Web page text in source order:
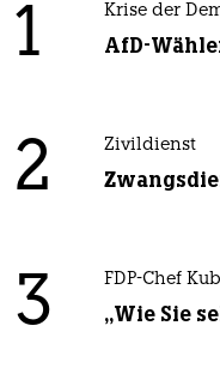
1 Krise der
AfD-
2 Zivildienst
3 FDP-Chef
„Wie Sie